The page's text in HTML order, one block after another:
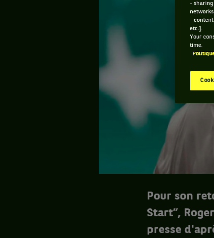
Pour son
Start”,
presse
-
networks
-
etc.].
Your
time.